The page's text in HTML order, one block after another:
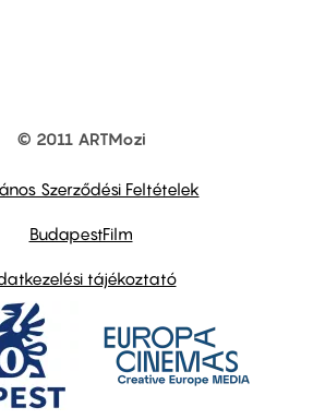
© 2011 ARTMozi
Szerződési Feltételek
BudapestFilm
tájékoztató